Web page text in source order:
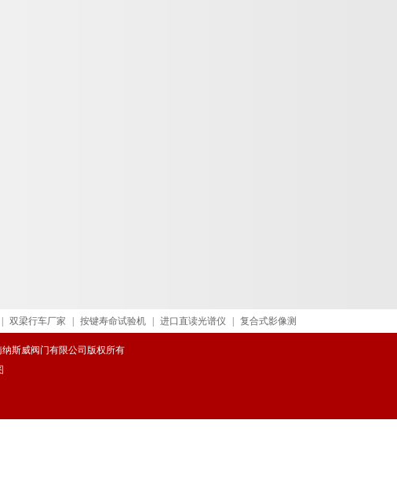
双梁行车厂家 按键寿命试验机 进口直读光谱仪 复合式影像测
纳斯威阀门有限公司版权所有